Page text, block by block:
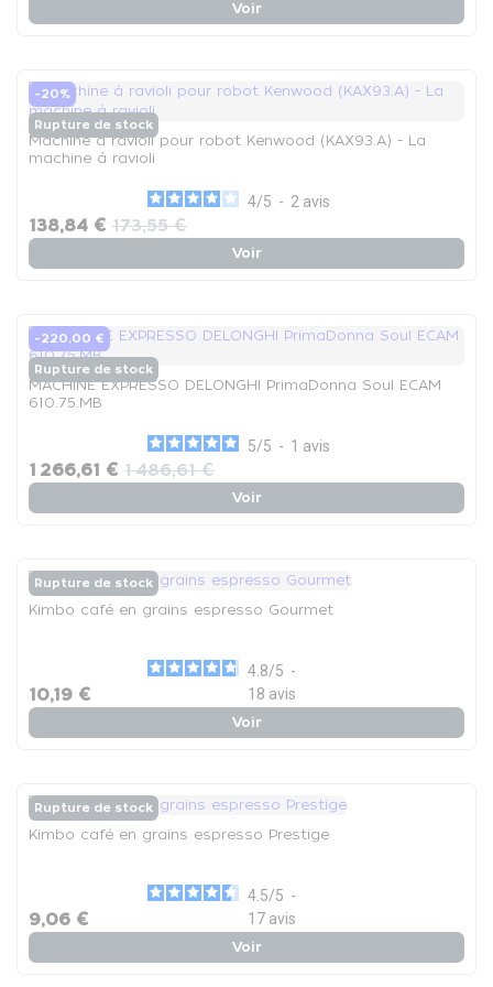
Voir
-20%
Rupture de stock
Machine à ravioli pour robot Kenwood (KAX93.A) - La
machine à ravioli
4/5 - 2 avis
138,84 € 173,55 €
Voir
-220,00 €
Rupture de stock
MACHINE EXPRESSO DELONGHI PrimaDonna Soul ECAM
610.75.MB
5/5 - 1 avis
1 266,61 € 1 486,61 €
Voir
Rupture de stock
Kimbo café en grains espresso Gourmet
4.8/5 -
18 avis
10,19 €
Voir
Rupture de stock
Kimbo café en grains espresso Prestige
4.5/5 -
17 avis
9,06 €
Voir